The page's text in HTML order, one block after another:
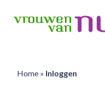
Home» Inloggen